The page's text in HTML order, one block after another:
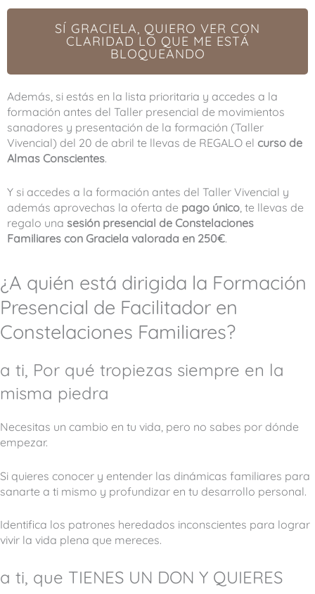
SÍ GRACIELA, QUIERO VER CON
CLARIDAD LO QUE ME ESTÁ
BLOQUEANDO
Además, si estás en la lista prioritaria y accedes a la
formación antes del Taller presencial de movimientos
sanadores y presentación de la formación (Taller
Vivencial) del 20 de abril te llevas de REGALO el curso de
Almas Conscientes.
Y si accedes a la formación antes del Taller Vivencial y
además aprovechas la oferta de pago único , te llevas de
regalo una sesión presencial de Constelaciones
Familiares con Graciela valorada en 250€.
¿A quién está dirigida la Formación
Presencial de Facilitador en
Constelaciones Familiares?
a ti, Por qué tropiezas siempre en la
misma piedra
Necesitas un cambio en tu vida, pero no sabes por dónde
empezar.
Si quieres conocer y entender las dinámicas familiares para
sanarte a ti mismo y profundizar en tu desarrollo personal.
Identifica los patrones heredados inconscientes para lograr
vivir la vida plena que mereces.
a ti, que TIENES UN DON Y QUIERES